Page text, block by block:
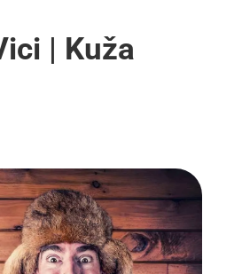
| Kuža